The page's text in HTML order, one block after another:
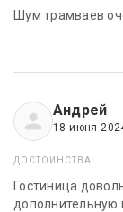
Шум трамваев
Андрей
18 июня
ДОСТОИНСТВА:
Гостиница
дополнительную